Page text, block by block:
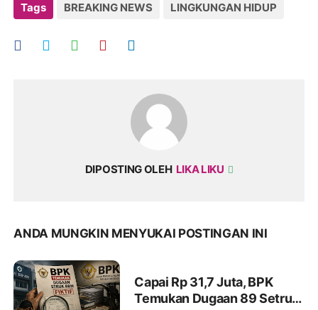
Tags BREAKING NEWS LINGKUNGAN HIDUP
DIPOSTING OLEH LIKA LIKU
ANDA MUNGKIN MENYUKAI POSTINGAN INI
Capai Rp 31,7 Juta, BPK
Temukan Dugaan 89 Setruk